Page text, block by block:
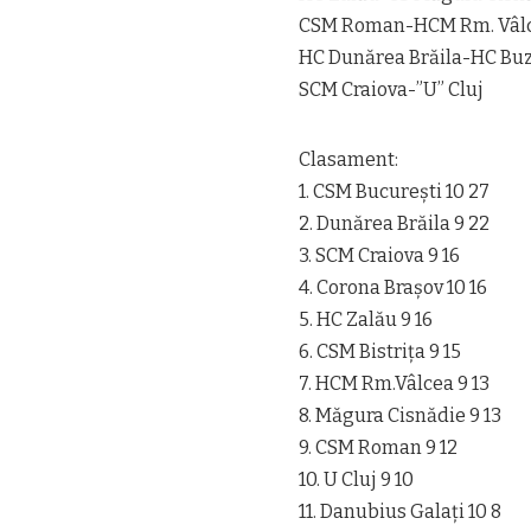
CSM Roman-HCM Rm.
HC Dunărea Brăila-HC
SCM Craiova-”U” Cluj
Clasament:
1. CSM București 10 27
2. Dunărea Brăila 9 22
3. SCM Craiova 9 16
4. Corona Brașov 10 16
5. HC Zalău 9 16
6. CSM Bistrița 9 15
7. HCM Rm.Vâlcea 9 13
8. Măgura Cisnădie 9 13
9. CSM Roman 9 12
10. U Cluj 9 10
11. Danubius Galați 10 8